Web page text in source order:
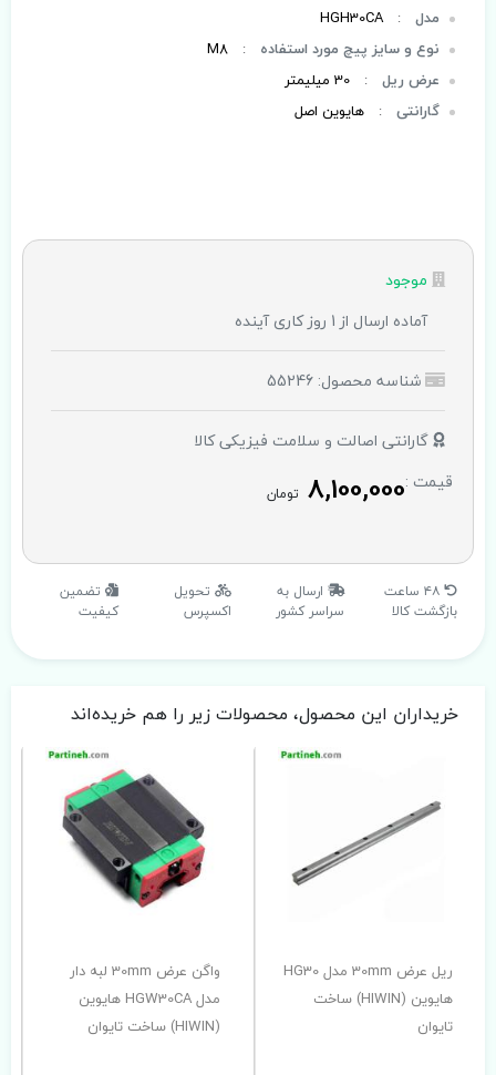
مدل :
HGH30CA
نوع و سایز پیچ مورد استفاده
:
M8
عرض ریل :
30 میلیمتر
گارانتی : هایوین اصل
موجود
آماده ارسال از 1 روز کاری آینده
شناسه محصول: 55246
گارانتی اصالت و سلامت فیزیکی کالا
قیمت :8,100,000 تومان
۴۸ ساعت
بازگشت کالا
ارسال به
سراسر کشور
تحویل
اکسپرس
تضمین
کیفیت
خریداران این محصول، محصولات زیر را هم خریده‌اند
ریل عرض 30mm مدل HG30
هایوین (HIWIN) ساخت
تایوان
واگن عرض 30mm لبه دار
مدل HGW30CA هایوین
(HIWIN) ساخت تایوان